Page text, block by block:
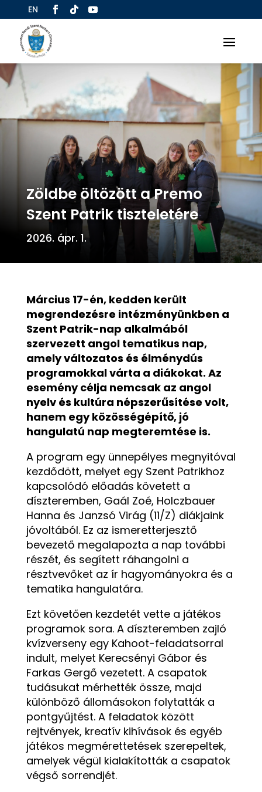
EN
Zöldbe öltözött a Premo
Szent Patrik tiszteletére
2026. ápr. 1.
Március 17-én, kedden került
megrendezésre intézményünkben a
Szent Patrik-nap alkalmából
szervezett angol tematikus nap,
amely változatos és élménydús
programokkal várta a diákokat. Az
esemény célja nemcsak az angol
nyelv és kultúra népszerűsítése volt,
hanem egy közösségépítő, jó
hangulatú nap megteremtése is.
A program egy ünnepélyes megnyitóval
kezdődött, melyet egy Szent Patrikhoz
kapcsolódó előadás követett a
díszteremben, Gaál Zoé, Holczbauer
Hanna és Janzsó Virág (11/Z) diákjaink
jóvoltából. Ez az ismeretterjesztő
bevezető megalapozta a nap további
részét, és segített ráhangolni a
résztvevőket az ír hagyományokra és a
tematika hangulatára.
Ezt követően kezdetét vette a játékos
programok sora. A díszteremben zajló
kvízverseny egy Kahoot-feladatsorral
indult, melyet Kerecsényi Gábor és
Farkas Gergő vezetett. A csapatok
tudásukat mérhették össze, majd
különböző állomásokon folytatták a
pontgyűjtést. A feladatok között
rejtvények, kreatív kihívások és egyéb
játékos megmérettetések szerepeltek,
amelyek végül kialakították a csapatok
végső sorrendjét.